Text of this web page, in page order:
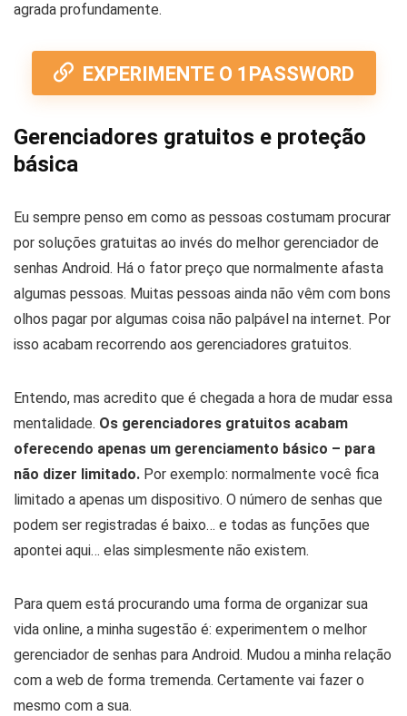
agrada profundamente.
EXPERIMENTE O 1PASSWORD
Gerenciadores gratuitos e proteção
básica
Eu sempre penso em como as pessoas costumam procurar
por soluções gratuitas ao invés do melhor gerenciador de
senhas Android. Há o fator preço que normalmente afasta
algumas pessoas. Muitas pessoas ainda não vêm com bons
olhos pagar por algumas coisa não palpável na internet. Por
isso acabam recorrendo aos gerenciadores gratuitos.
Entendo, mas acredito que é chegada a hora de mudar essa
mentalidade. Os gerenciadores gratuitos acabam
oferecendo apenas um gerenciamento básico – para
não dizer limitado. Por exemplo: normalmente você fica
limitado a apenas um dispositivo. O número de senhas que
podem ser registradas é baixo… e todas as funções que
apontei aqui… elas simplesmente não existem.
Para quem está procurando uma forma de organizar sua
vida online, a minha sugestão é: experimentem o melhor
gerenciador de senhas para Android. Mudou a minha relação
com a web de forma tremenda. Certamente vai fazer o
mesmo com a sua.